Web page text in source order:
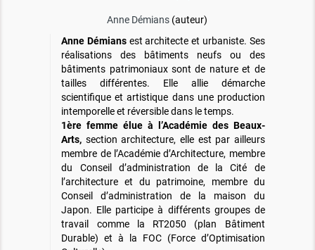
Anne Démians (auteur)
Anne Démians est architecte et urbaniste. Ses
réalisations des bâtiments neufs ou des
bâtiments patrimoniaux sont de nature et de
tailles différentes. Elle allie démarche
scientifique et artistique dans une production
intemporelle et réversible dans le temps.
1ère femme élue à l’Académie des Beaux-
Arts, section architecture, elle est par ailleurs
membre de l’Académie d’Architecture, membre
du Conseil d’administration de la Cité de
l’architecture et du patrimoine, membre du
Conseil d’administration de la maison du
Japon. Elle participe à différents groupes de
travail comme la RT2050 (plan Bâtiment
Durable) et à la FOC (Force d’Optimisation